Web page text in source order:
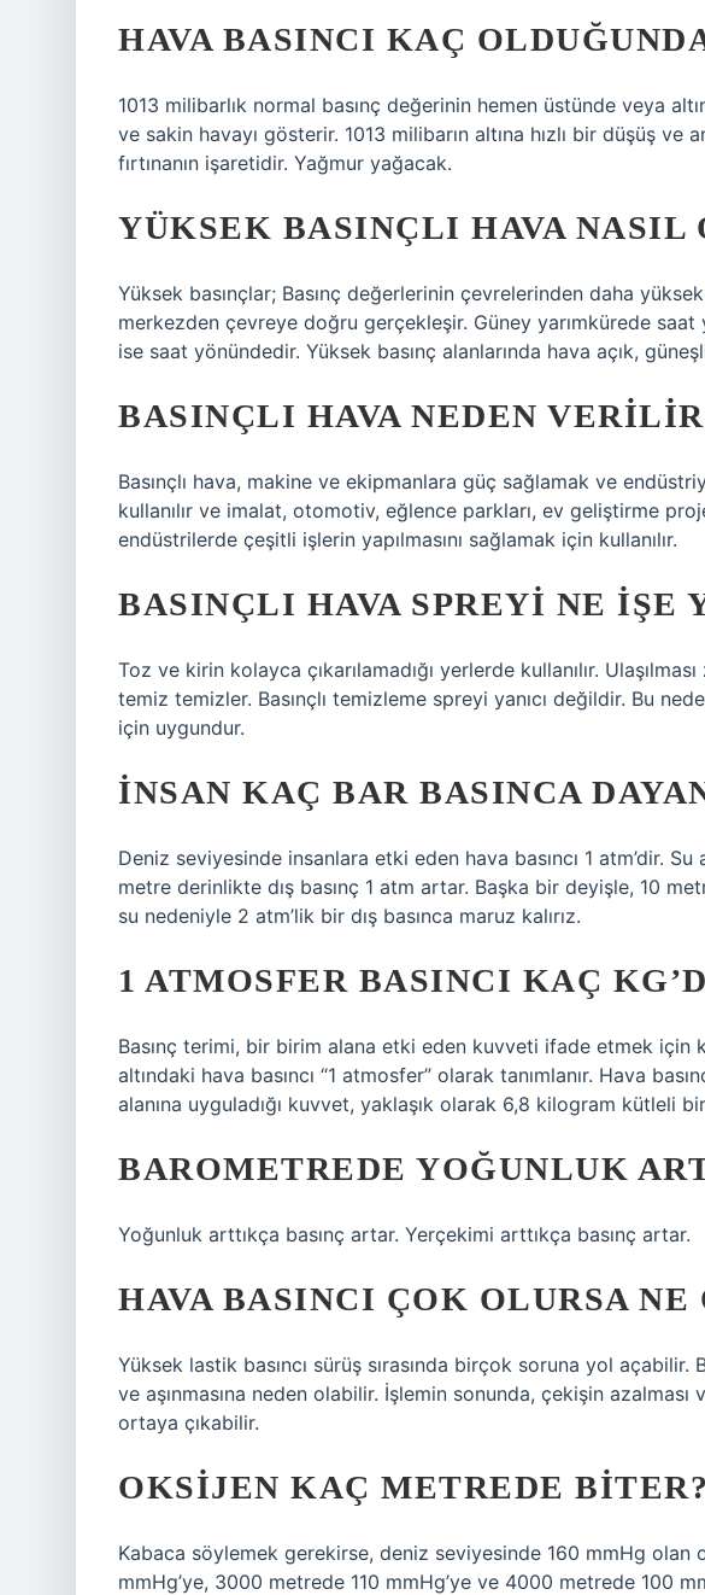
HAVA BASINCI KAÇ
1013 milibarlık normal basınç değerinin hemen üstünde veya
ve sakin havayı gösterir. 1013 milibarın altına hızlı bir düşüş ve
fırtınanın işaretidir. Yağmur yağacak.
YÜKSEK BASINÇLI HAVA NASIL
Yüksek basınçlar; Basınç değerlerinin çevrelerinden daha
merkezden çevreye doğru gerçekleşir. Güney yarımkürede
ise saat yönündedir. Yüksek basınç alanlarında hava açık,
BASINÇLI HAVA NEDEN
Basınçlı hava, makine ve ekipmanlara güç sağlamak ve
kullanılır ve imalat, otomotiv, eğlence parkları, ev geliştirme
endüstrilerde çeşitli işlerin yapılmasını sağlamak için kullanılır.
BASINÇLI HAVA SPREYI NE IŞE
Toz ve kirin kolayca çıkarılamadığı yerlerde kullanılır.
temiz temizler. Basınçlı temizleme spreyi yanıcı değildir. Bu
için uygundur.
İNSAN KAÇ BAR BASINCA
Deniz seviyesinde insanlara etki eden hava basıncı 1 atm’dir.
metre derinlikte dış basınç 1 atm artar. Başka bir deyişle, 10
su nedeniyle 2 atm’lik bir dış basınca maruz kalırız.
1 ATMOSFER BASINCI KAÇ
Basınç terimi, bir birim alana etki eden kuvveti ifade etmek için
altındaki hava basıncı “1 atmosfer” olarak tanımlanır. Hava
alanına uyguladığı kuvvet, yaklaşık olarak 6,8 kilogram kütleli
BAROMETREDE YOĞUNLUK
Yoğunluk arttıkça basınç artar. Yerçekimi arttıkça basınç artar.
HAVA BASINCI ÇOK OLURSA NE
Yüksek lastik basıncı sürüş sırasında birçok soruna yol
ve aşınmasına neden olabilir. İşlemin sonunda, çekişin
ortaya çıkabilir.
OKSIJEN KAÇ METREDE BITER?
Kabaca söylemek gerekirse, deniz seviyesinde 160 mmHg olan
mmHg’ye, 3000 metrede 110 mmHg’ye ve 4000 metrede 100